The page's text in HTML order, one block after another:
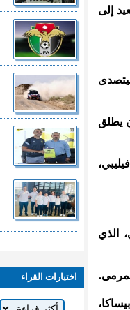
البعيد إلى
سدد ليتصدى
يطلق
فيليبي،
الذي
اختيارات القراء